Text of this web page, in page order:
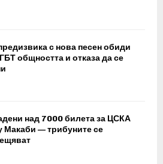
с нова песен обиди
общността и отказа да се
над 7000 билета за ЦСКА
Макаби — трибуните се